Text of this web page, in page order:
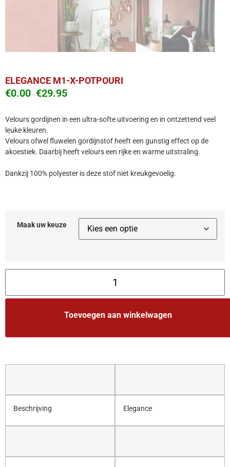
ELEGANCE M1-X-POTPOURI
€0.00-€29.95
Velours gordijnen in een ultra-softe uitvoering en in ontzettend veel
leuke kleuren.
Velours ofwel fluwelen gordijnstof heeft een gunstig effect op de
akoestiek. Daarbij heeft velours een rijke en warme uitstraling.
Dankzij 100% polyester is deze stof niet kreukgevoelig.
Maak uw keuze
Toevoegen aan winkelwagen
Beschrijving Elegance